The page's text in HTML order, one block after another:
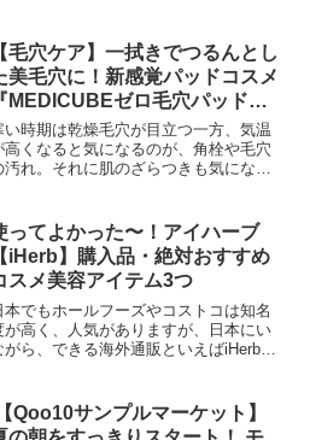
ている、という人、その人によって違
ますね。テクスチャーの...
【毛穴ケア】一拭きでつるんとし
美毛穴に！新感覚パッドコスメ
『MEDICUBEゼロ毛穴パッド
』
い時期は乾燥毛穴が目立つ一方、気温
高くなると気になるのが、角栓や毛穴
汚れ。それに肌のざらつきも気になり
の原因になったり、黒ずみが見た目に
目立ってきます。毛穴の...
ってよかった〜！アイハーブ
【iHerb】購入品・絶対おすすめ
スメ美容アイテム3つ
本でもホールフーズやコストコは知名
が高く、人気がありますが、日本にい
がら、できる海外通販といえばiHerb
えます。英語の問題など何かと海外通
はハードルが高い...
【Qoo10サンプルマーケット】